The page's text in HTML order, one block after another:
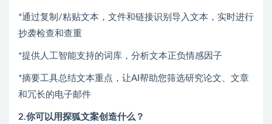
*通过复制/粘贴文本，文件和链接识别导入文本，实时进行
抄袭检查和查重
*提供人工智能支持的词库，分析文本正负情感因子
*摘要工具总结文本重点，让AI帮助您筛选研究论文、文章
和冗长的电子邮件
2.你可以用探狐文案创造什么？